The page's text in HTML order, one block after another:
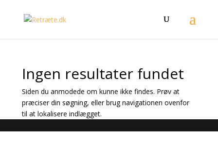
Ingen resultater fundet
Siden du anmodede om kunne ikke findes. Prøv at
præciser din søgning, eller brug navigationen ovenfor
til at lokalisere indlægget.